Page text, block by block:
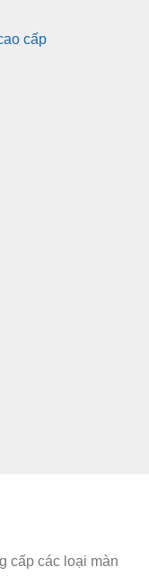
cấp
cấp các loại màn